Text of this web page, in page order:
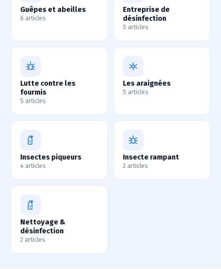
Guêpes et abeilles
6 articles
Entreprise de
désinfection
5 articles
Lutte contre les
fourmis
5 articles
Les araignées
5 articles
Insectes piqueurs
4 articles
Insecte rampant
2 articles
Nettoyage &
désinfection
2 articles